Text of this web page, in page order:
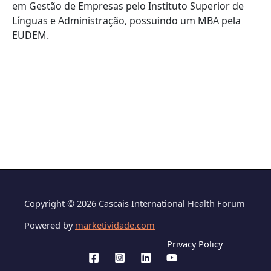
em Gestão de Empresas pelo Instituto Superior de
Línguas e Administração, possuindo um MBA pela
EUDEM.
Copyright © 2026 Cascais International Health Forum
Powered by marketividade.com
Privacy Policy